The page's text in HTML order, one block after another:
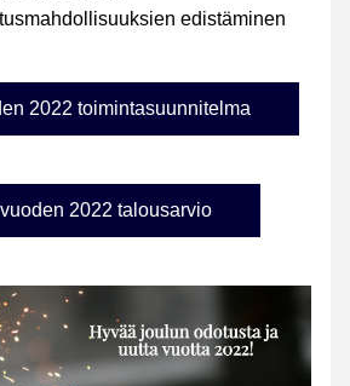
edistäminen
2022 toimintasuunnitelma
2022 talousarvio